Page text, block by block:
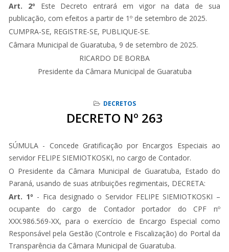
Art. 2º Este Decreto entrará em vigor na data de sua
publicação, com efeitos a partir de 1º de setembro de 2025.
CUMPRA-SE, REGISTRE-SE, PUBLIQUE-SE.
Câmara Municipal de Guaratuba, 9 de setembro de 2025.
RICARDO DE BORBA
Presidente da Câmara Municipal de Guaratuba
DECRETOS
DECRETO Nº 263
SÚMULA - Concede Gratificação por Encargos Especiais ao
servidor FELIPE SIEMIOTKOSKI, no cargo de Contador.
O Presidente da Câmara Municipal de Guaratuba, Estado do
Paraná, usando de suas atribuições regimentais, DECRETA:
Art. 1º - Fica designado o Servidor FELIPE SIEMIOTKOSKI –
ocupante do cargo de Contador portador do CPF nº
XXX.986.569-XX, para o exercício de Encargo Especial como
Responsável pela Gestão (Controle e Fiscalização) do Portal da
Transparência da Câmara Municipal de Guaratuba.